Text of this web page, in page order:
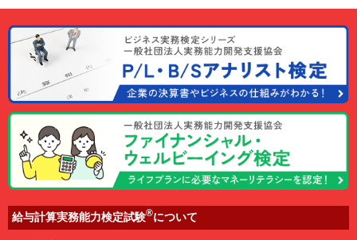
給与計算実務能力検定試験®について